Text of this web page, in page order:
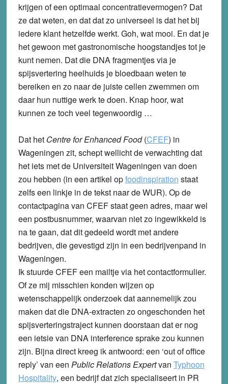
krijgen of een optimaal concentratievermogen? Dat
ze dat weten, en dat dat zo universeel is dat het bij
iedere klant hetzelfde werkt. Goh, wat mooi. En dat je
het gewoon met gastronomische hoogstandjes tot je
kunt nemen. Dat die DNA fragmentjes via je
spijsvertering heelhuids je bloedbaan weten te
bereiken en zo naar de juiste cellen zwemmen om
daar hun nuttige werk te doen. Knap hoor, wat
kunnen ze toch veel tegenwoordig …
Dat het Centre for Enhanced Food(CFEF) in
Wageningen zit, schept wellicht de verwachting dat
het iets met de Universiteit Wageningen van doen
zou hebben (in een artikel opfoodinspiration staat
zelfs een linkje in de tekst naar de WUR). Op de
contactpagina van CFEF staat geen adres, maar wel
een postbusnummer, waarvan niet zo ingewikkeld is
na te gaan, dat dit gedeeld wordt met andere
bedrijven, die gevestigd zijn in een bedrijvenpand in
Wageningen.
Ik stuurde CFEF een mailtje via het contactformulier.
Of ze mij misschien konden wijzen op
wetenschappelijk onderzoek dat aannemelijk zou
maken dat die DNA-extracten zo ongeschonden het
spijsverteringstraject kunnen doorstaan dat er nog
een ietsie van DNA interference sprake zou kunnen
zijn. Bijna direct kreeg ik antwoord: een ‘out of office
reply’ van een Public Relations Expertvan Typhoon
Hospitality, een bedrijf dat zich specialiseert in PR